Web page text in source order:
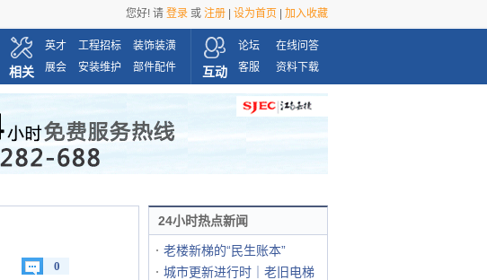
您好! 请 登录 或 注册 设为首页 加入收藏
相关
英才 工程招标
装饰装潢
展会
安装维护 部件配件 互动
论坛
在线问答
客服
资料下载
0
24小时热点新闻
老楼新梯的“民生账本”
城市更新进行时｜老旧电梯